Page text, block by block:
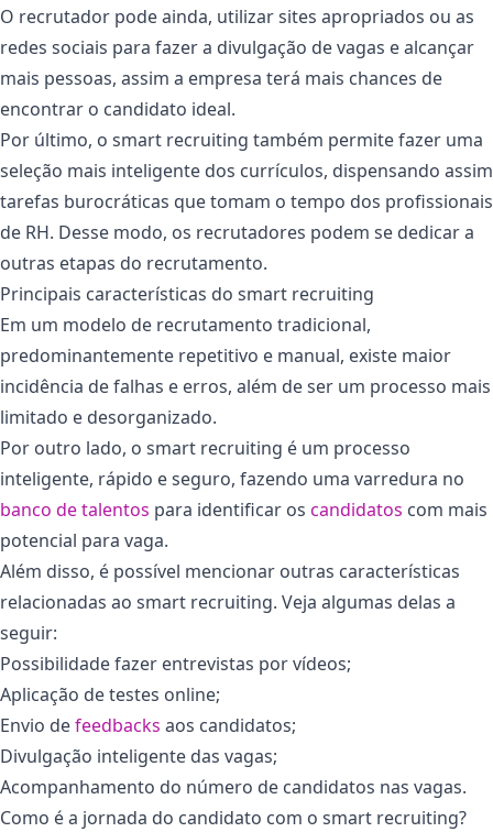
O recrutador pode ainda, utilizar sites apropriados ou as
redes sociais para fazer a divulgação de vagas e alcançar
mais pessoas, assim a empresa terá mais chances de
encontrar o candidato ideal.
Por último, o smart recruiting também permite fazer uma
seleção mais inteligente dos currículos, dispensando assim
tarefas burocráticas que tomam o tempo dos profissionais
de RH. Desse modo, os recrutadores podem se dedicar a
outras etapas do recrutamento.
Principais características do smart recruiting
Em um modelo de recrutamento tradicional,
predominantemente repetitivo e manual, existe maior
incidência de falhas e erros, além de ser um processo mais
limitado e desorganizado.
Por outro lado, o smart recruiting é um processo
inteligente, rápido e seguro, fazendo uma varredura no
banco de talentos para identificar os candidatos com mais
potencial para vaga.
Além disso, é possível mencionar outras características
relacionadas ao smart recruiting. Veja algumas delas a
seguir:
Possibilidade fazer entrevistas por vídeos;
Aplicação de testes online;
Envio defeedbacks aos candidatos;
Divulgação inteligente das vagas;
Acompanhamento do número de candidatos nas vagas.
Como é a jornada do candidato com o smart recruiting?